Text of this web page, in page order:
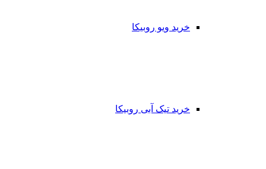
خرید ویو روبیکا
خرید تیک آبی روبیکا